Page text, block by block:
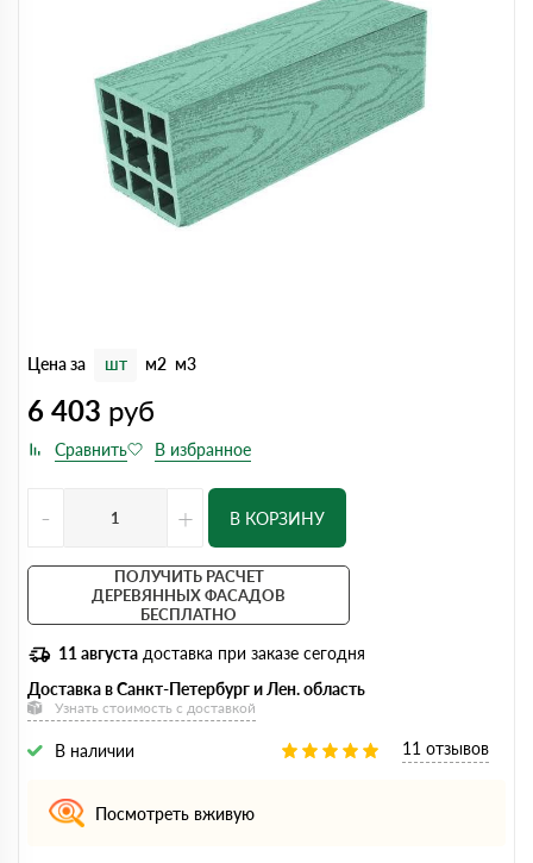
Цена за шт м2 м3
6 403 руб
- + В КОРЗИНУ
ПОЛУЧИТЬ РАСЧЕТ
ДЕРЕВЯННЫХ ФАСАДОВ
БЕСПЛАТНО
11 августа доставка при заказе сегодня
Доставка в Санкт-Петербург и Лен. область
Узнать стоимость с доставкой
В наличии 11 отзывов
Посмотреть вживую